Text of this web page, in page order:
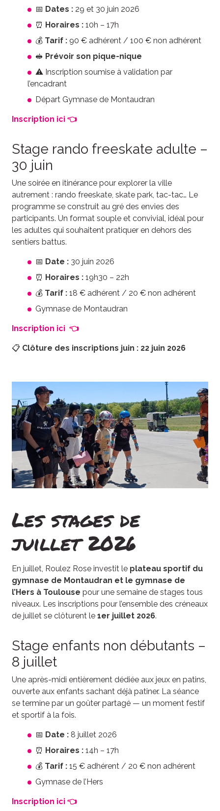
📅 Dates : 29 et 30 juin 2026
⏰ Horaires : 10h – 17h
💰 Tarif : 90 € adhérent / 100 € non adhérent
🥪 Prévoir son pique-nique
⚠️ Inscription soumise à validation par
l’encadrant
Départ Gymnase de Montaudran
Inscription ici 👈
Stage rando freeskate adulte –
30 juin
Une soirée en itinérance pour explorer la ville
autrement : rando freeskate, skate park, tac-tac… Le
programme se construit au gré des envies des
participants. Un format souple et convivial, idéal pour
les adultes qui souhaitent pratiquer en dehors des
sentiers battus.
📅 Date : 30 juin 2026
⏰ Horaires : 19h30 – 22h
💰 Tarif : 18 € adhérent / 20 € non adhérent
Gymnase de Montaudran
Inscription ici 👈
📋 Clôture des inscriptions juin : 22 juin 2026
Les stages de
juillet 2026
En juillet, Roulez Rose investit le plateau sportif du
gymnase de Montaudran et le gymnase de
l’Hers à Toulouse pour une semaine de stages tous
niveaux. Les inscriptions pour l’ensemble des créneaux
de juillet se clôturent le 1er juillet 2026.
Stage enfants non débutants –
8 juillet
Une après-midi entièrement dédiée aux jeux en patins,
ouverte aux enfants sachant déjà patiner. La séance
se termine par un goûter partagé — un moment festif
et sportif à la fois.
📅 Date : 8 juillet 2026
⏰ Horaires : 14h – 17h
💰 Tarif : 15 € adhérent / 20 € non adhérent
Gymnase de l’Hers
Inscription ici 👈